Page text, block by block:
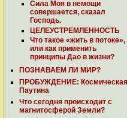
Сила Моя в немощи
совершается, сказал
Господь.
ЦЕЛЕУСТРЕМЛЕННОСТЬ
Что такое «жить в потоке»,
или как применить
принципы Дао в жизни?
ПОЗНАВАЕМ ЛИ МИР?
ПРОБУЖДЕНИЕ: Космическая
Паутина
Что сегодня происходит с
магнитосферой Земли?